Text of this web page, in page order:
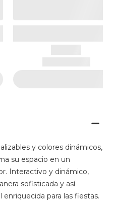
y colores dinámicos,
su espacio en un
Interactivo y dinámico,
sofisticada y así
para las fiestas.